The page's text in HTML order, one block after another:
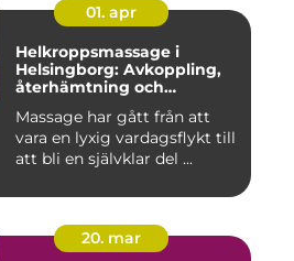
01. apr
Helkroppsmassage i
Helsingborg: Avkoppling,
återhämtning och
Massage har gått från att
vara en lyxig vardagsflykt till
att bli en självklar del ...
20. mar